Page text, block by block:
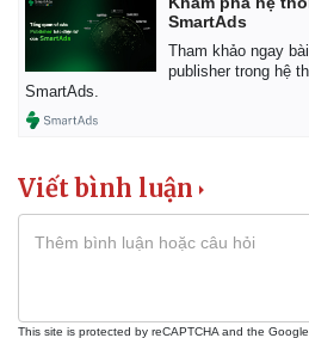
SmartAds
Tham khảo ngay
publisher trong hệ
SmartAds.
Viết bình luận
This site is protected by reCAPTCHA and the Google